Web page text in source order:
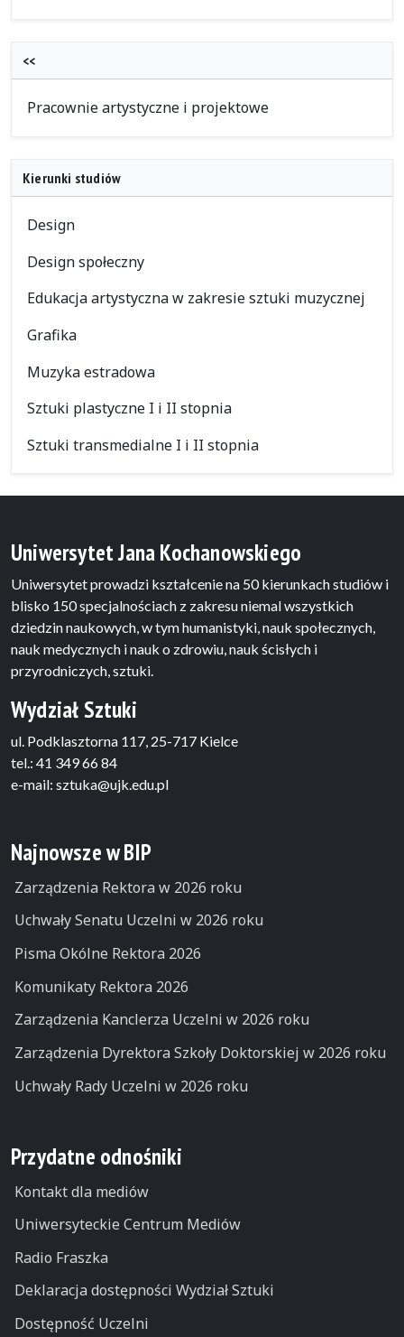
<<
Pracownie artystyczne i projektowe
Kierunki studiów
Design
Design społeczny
Edukacja artystyczna w zakresie sztuki muzycznej
Grafika
Muzyka estradowa
Sztuki plastyczne I i II stopnia
Sztuki transmedialne I i II stopnia
Uniwersytet Jana Kochanowskiego
Uniwersytet prowadzi kształcenie na 50 kierunkach studiów i
blisko 150 specjalnościach z zakresu niemal wszystkich
dziedzin naukowych, w tym humanistyki, nauk społecznych,
nauk medycznych i nauk o zdrowiu, nauk ścisłych i
przyrodniczych, sztuki.
Wydział Sztuki
ul. Podklasztorna 117, 25-717 Kielce
tel.: 41 349 66 84
e-mail: sztuka@ujk.edu.pl
Najnowsze w BIP
Zarządzenia Rektora w 2026 roku
Uchwały Senatu Uczelni w 2026 roku
Pisma Okólne Rektora 2026
Komunikaty Rektora 2026
Zarządzenia Kanclerza Uczelni w 2026 roku
Zarządzenia Dyrektora Szkoły Doktorskiej w 2026 roku
Uchwały Rady Uczelni w 2026 roku
Przydatne odnośniki
Kontakt dla mediów
Uniwersyteckie Centrum Mediów
Radio Fraszka
Deklaracja dostępności Wydział Sztuki
Dostępność Uczelni